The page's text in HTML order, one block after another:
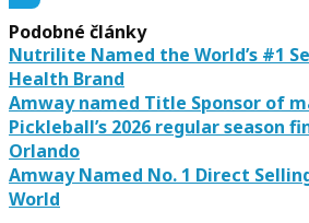
Podobné články
Nutrilite Named the World’s #1
Health Brand
Amway named Title Sponsor of
Pickleball’s 2026 regular season
Orlando
Amway Named No. 1 Direct
World